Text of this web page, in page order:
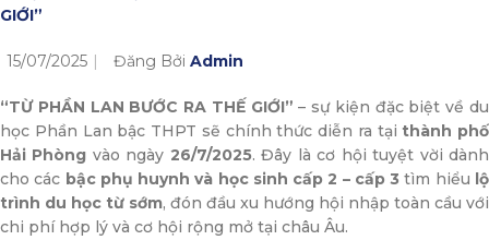
15/07/2025 Đăng Bởi Admin
“TỪ PHẦN LAN BƯỚC RA THẾ GIỚI” – sự kiện đặc biệt về du
học Phần Lan bậc THPT sẽ chính thức diễn ra tạithành phố
Hải Phòng vào ngày 26/7/2025. Đây là cơ hội tuyệt vời dành
cho các bậc phụ huynh và học sinh cấp 2 – cấp 3 tìm hiểu lộ
trình du học từ sớm, đón đầu xu hướng hội nhập toàn cầu với
chi phí hợp lý và cơ hội rộng mở tại châu Âu.